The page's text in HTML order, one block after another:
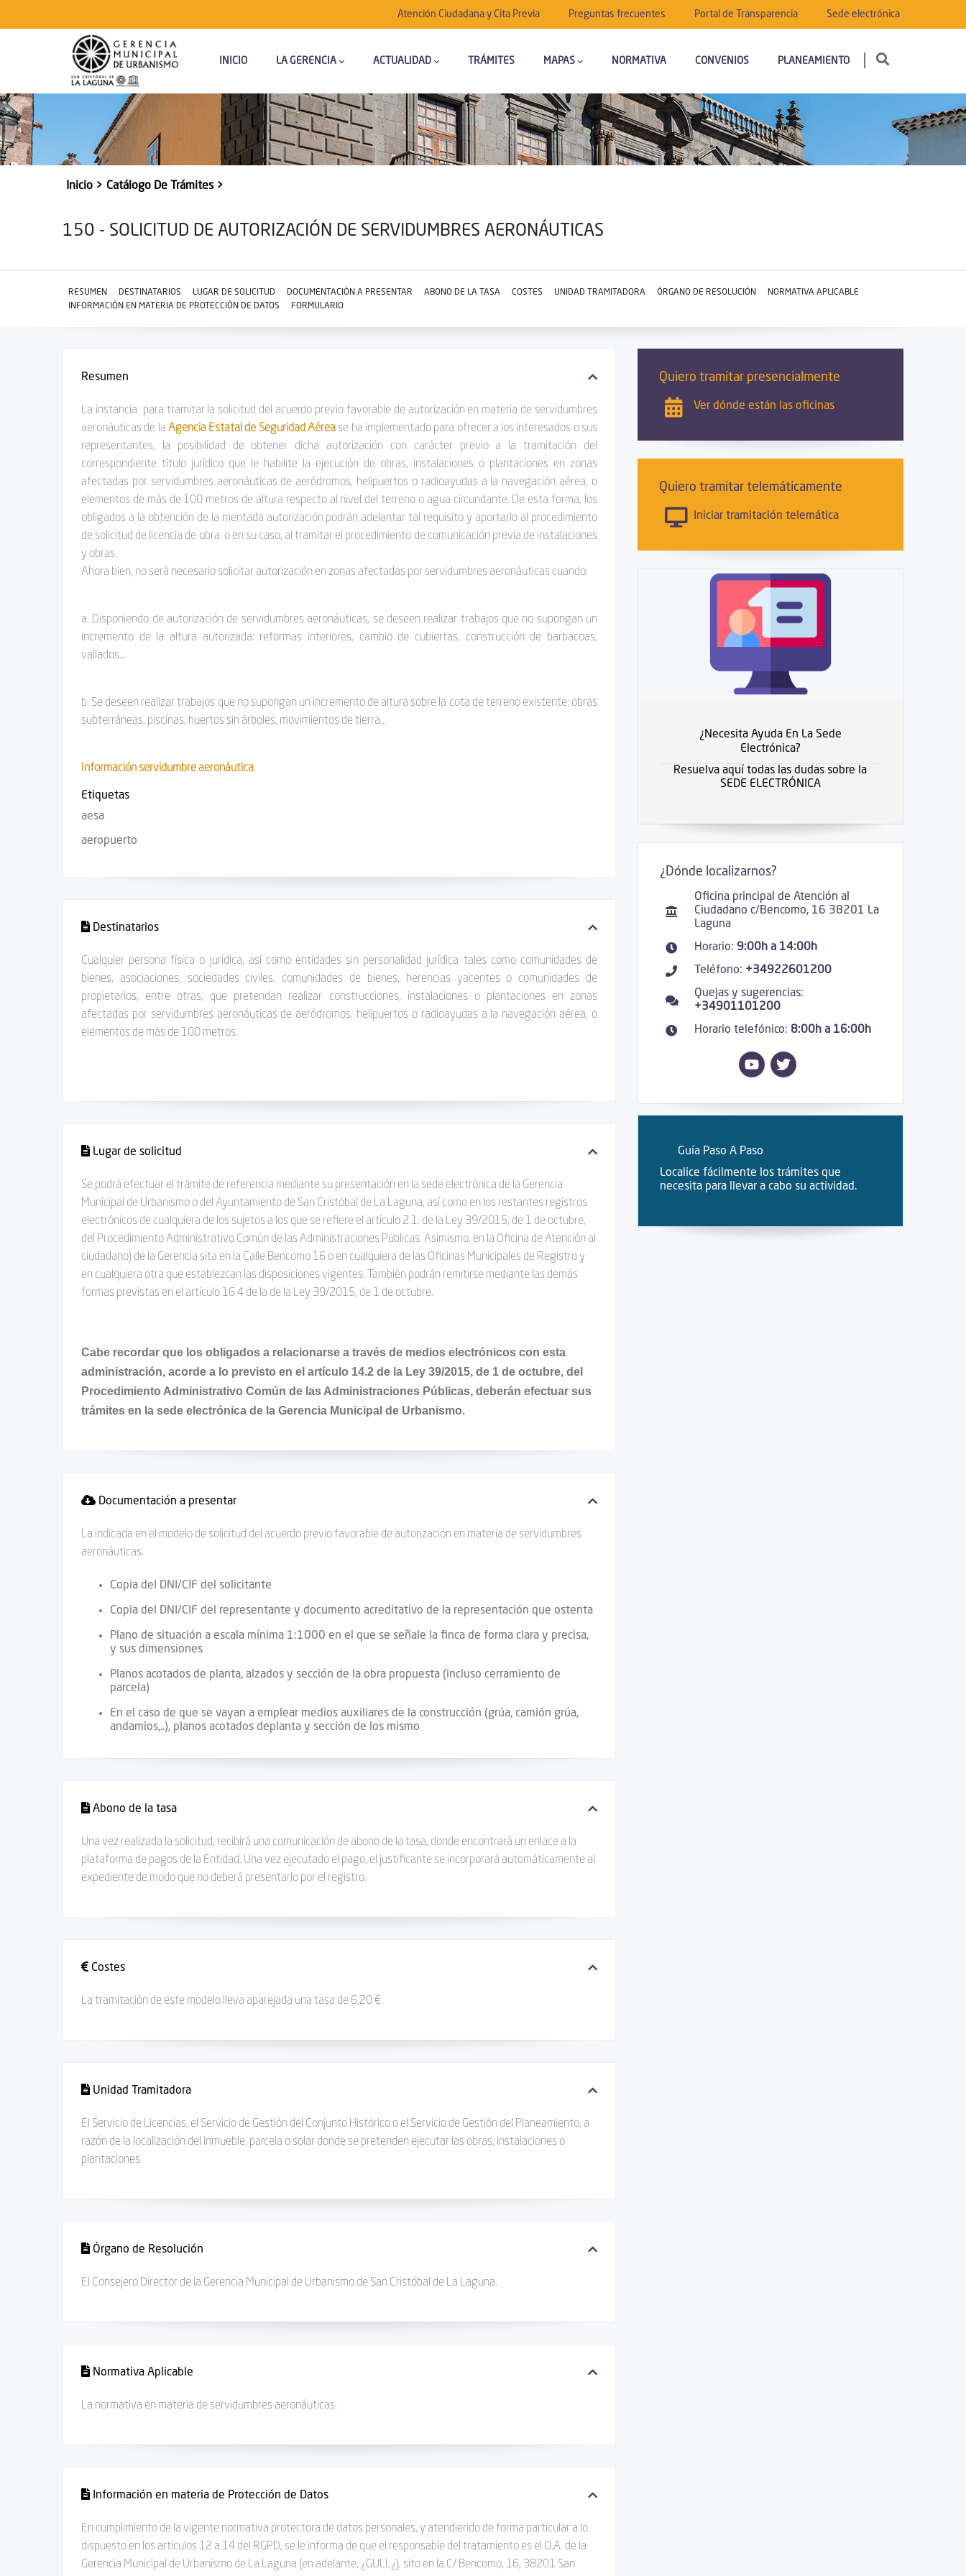
Submenú
Atención Ciudadana y Cita Previa Preguntas frecuentes Portal de Transparencia Sede electrónica
Principal
INICIO LA GERENCIA ACTUALIDAD TRÁMITES MAPAS NORMATIVA CONVENIOS PLANEAMIENTO
Sobrescribir
de
la
Inicio Catálogo De Trámites
150 - SOLICITUD DE AUTORIZACIÓN DE SERVIDUMBRES AERONÁUTICAS
RESUMEN DESTINATARIOS LUGAR DE SOLICITUD DOCUMENTACIÓN A PRESENTAR ABONO DE LA TASA COSTES UNIDAD TRAMITADORA ÓRGANO DE RESOLUCIÓN
NORMATIVA APLICABLE
INFORMACIÓN EN MATERIA DE PROTECCIÓN DE DATOS
FORMULARIO
Resumen
La instancia para tramitar la solicitud del acuerdo previo favorable de autorización en materia de servidumbres
aeronáuticas de la Agencia Estatal de Seguridad Aérea se ha implementado para ofrecer a los interesados o sus
representantes, la posibilidad de obtener dicha autorización con carácter previo a la tramitación del
correspondiente título jurídico que le habilite la ejecución de obras, instalaciones o plantaciones en zonas
afectadas por servidumbres aeronáuticas de aeródromos, helipuertos o radioayudas a la navegación aérea, o
elementos de más de 100 metros de altura respecto al nivel del terreno o agua circundante. De esta forma, los
obligados a la obtención de la mentada autorización podrán adelantar tal requisito y aportarlo al procedimiento
de solicitud de licencia de obra o en su caso, al tramitar el procedimiento de comunicación previa de instalaciones
y obras.
Ahora bien, no será necesario solicitar autorización en zonas afectadas por servidumbres aeronáuticas cuando:
a. Disponiendo de autorización de servidumbres aeronáuticas, se deseen realizar trabajos que no supongan un
incremento de la altura autorizada: reformas interiores, cambio de cubiertas, construcción de barbacoas,
vallados...
b. Se deseen realizar trabajos que no supongan un incremento de altura sobre la cota de terreno existente: obras
subterráneas, piscinas, huertos sin árboles, movimientos de tierra...
Información servidumbre aeronáutica
Etiquetas
aesa
aeropuerto
Destinatarios
Cualquier persona física o jurídica, así como entidades sin personalidad jurídica tales como comunidades de
bienes, asociaciones, sociedades civiles, comunidades de bienes, herencias yacentes o comunidades de
propietarios, entre otras, que pretendan realizar construcciones, instalaciones o plantaciones en zonas
afectadas por servidumbres aeronáuticas de aeródromos, helipuertos o radioayudas a la navegación aérea, o
elementos de más de 100 metros.
Lugar de solicitud
Se podrá efectuar el trámite de referencia mediante su presentación en la sede electrónica de la Gerencia
Municipal de Urbanismo o del Ayuntamiento de San Cristóbal de La Laguna, así como en los restantes registros
electrónicos de cualquiera de los sujetos a los que se refiere el artículo 2.1. de la Ley 39/2015, de 1 de octubre,
del Procedimiento Administrativo Común de las Administraciones Públicas. Asimismo, en la Oficina de Atención al
ciudadano) de la Gerencia sita en la Calle Bencomo 16 o en cualquiera de las Oficinas Municipales de Registro y
en cualquiera otra que establezcan las disposiciones vigentes. También podrán remitirse mediante las demás
formas previstas en el artículo 16.4 de la de la Ley 39/2015, de 1 de octubre.
Cabe recordar que los obligados a relacionarse a través de medios electrónicos con esta
administración, acorde a lo previsto en el artículo 14.2 de la Ley 39/2015, de 1 de octubre, del
Procedimiento Administrativo Común de las Administraciones Públicas, deberán efectuar sus
trámites en la sede electrónica de la Gerencia Municipal de Urbanismo.
Documentación a presentar
La indicada en el modelo de solicitud del acuerdo previo favorable de autorización en materia de servidumbres
aeronáuticas.
Copia del DNI/CIF del solicitante
Copia del DNI/CIF del representante y documento acreditativo de la representación que ostenta
Plano de situación a escala mínima 1:1000 en el que se señale la finca de forma clara y precisa,
y sus dimensiones
Planos acotados de planta, alzados y sección de la obra propuesta (incluso cerramiento de
parcela)
En el caso de que se vayan a emplear medios auxiliares de la construcción (grúa, camión grúa,
andamios,..), planos acotados deplanta y sección de los mismo
Abono de la tasa
Una vez realizada la solicitud, recibirá una comunicación de abono de la tasa, donde encontrará un enlace a la
plataforma de pagos de la Entidad. Una vez ejecutado el pago, el justificante se incorporará automáticamente al
expediente de modo que no deberá presentarlo por el registro.
Costes
La tramitación de este modelo lleva aparejada una tasa de 6,20 €.
Unidad Tramitadora
El Servicio de Licencias, el Servicio de Gestión del Conjunto Histórico o el Servicio de Gestión del Planeamiento, a
razón de la localización del inmueble, parcela o solar donde se pretenden ejecutar las obras, instalaciones o
plantaciones.
Órgano de Resolución
El Consejero Director de la Gerencia Municipal de Urbanismo de San Cristóbal de La Laguna.
Normativa Aplicable
La normativa en materia de servidumbres aeronáuticas.
Información en materia de Protección de Datos
En cumplimiento de la vigente normativa protectora de datos personales, y atendiendo de forma particular a lo
dispuesto en los artículos 12 a 14 del RGPD, se le informa de que el responsable del tratamiento es el O.A. de la
Gerencia Municipal de Urbanismo de La Laguna (en adelante, ¿GULL¿), sito en la C/ Bencomo, 16, 38201 San
Quiero tramitar presencialmente
Ver dónde están las oficinas
Quiero tramitar telemáticamente
Iniciar tramitación telemática
¿Necesita Ayuda En La Sede
Electrónica?
Resuelva aquí todas las dudas sobre la
SEDE ELECTRÓNICA
¿Dónde localizarnos?
Oficina principal de Atención al
Ciudadano c/Bencomo, 16 38201 La
Laguna
Horario: 9:00h a 14:00h
Teléfono: +34922601200
Quejas y sugerencias:
+34901101200
Horario telefónico: 8:00h a 16:00h
Guía Paso A Paso
Localice fácilmente los trámites que
necesita para llevar a cabo su actividad.